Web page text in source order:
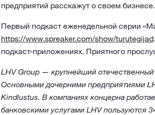
предприятий расскажут о своем
Первый подкаст еженедельной серии
https://www.spreaker.com/show/turutegijad
подкаст-приложениях. Приятного
LHV Group — крупнейший
Основными дочерними предприятиями
Kindlustus. В компаниях концерна
банковскими услугами LHV пользуются